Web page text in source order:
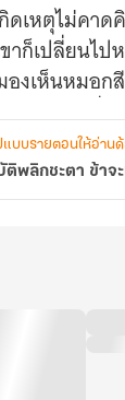
ดเหตุไม่คา
าก็เปลี่ยนไ
องเห็นหมอ
องเอาของ
แบบรายตอนให้อ่าน
ติพลิกชะตา ข้าจ